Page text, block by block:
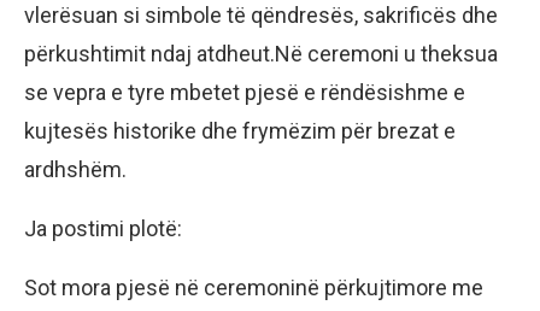
vlerësuan si simbole të qëndresës, sakrificës dhe
përkushtimit ndaj atdheut.Në ceremoni u theksua
se vepra e tyre mbetet pjesë e rëndësishme e
kujtesës historike dhe frymëzim për brezat e
ardhshëm.
Ja postimi plotë:
Sot mora pjesë në ceremoninë përkujtimore me